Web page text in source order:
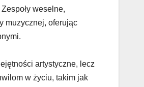
weselne,
muzycznej, oferując
artystyczne, lecz
w życiu, takim jak